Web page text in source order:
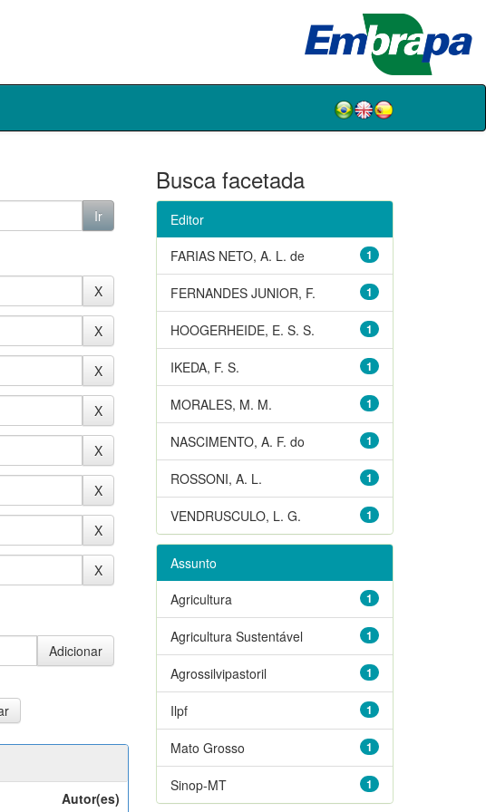
Autor(es)
Busca facetada
Editor
1
FARIAS NETO, A. L. de
1
FERNANDES JUNIOR, F.
1
HOOGERHEIDE, E. S. S.
1
IKEDA, F. S.
1
MORALES, M. M.
1
NASCIMENTO, A. F. do
1
ROSSONI, A. L.
1
VENDRUSCULO, L. G.
Assunto
1
Agricultura
1
Agricultura Sustentável
1
Agrossilvipastoril
1
Ilpf
1
Mato Grosso
1
Sinop-MT